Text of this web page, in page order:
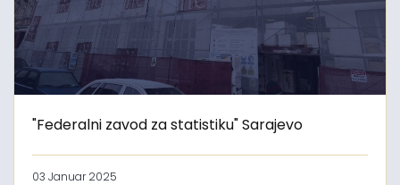
"Federalni zavod za statistiku" Sarajevo
03 Januar 2025